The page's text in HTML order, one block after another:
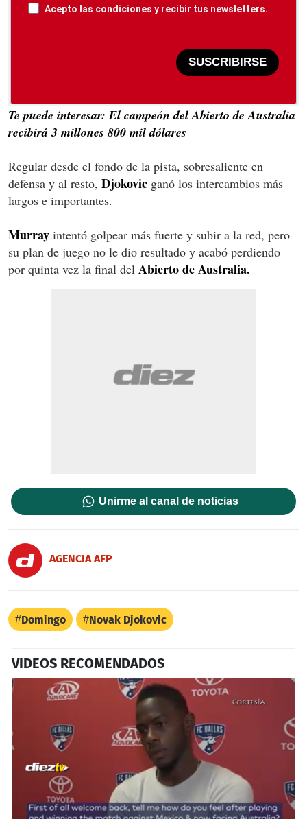
Acepto las condiciones y recibir tus newsletters.
SUSCRIBIRSE
Te puede interesar: El campeón del Abierto de Australia
recibirá 3 millones 800 mil dólares
Regular desde el fondo de la pista, sobresaliente en
defensa y al resto, Djokovic ganó los intercambios más
largos e importantes.
Murray intentó golpear más fuerte y subir a la red, pero
su plan de juego no le dio resultado y acabó perdiendo
por quinta vez la final del Abierto de Australia.
Unirme al canal de noticias
AGENCIA AFP
Domingo Novak Djokovic
VIDEOS RECOMENDADOS